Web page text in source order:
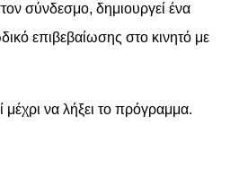
σύνδεσμο, δημιουργεί ένα
επιβεβαίωσης στο κινητό με
μέχρι να λήξει το πρόγραμμα.